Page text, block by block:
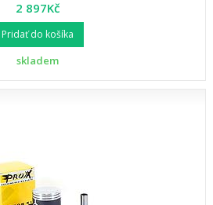
2 897Kč
Pridať do košíka
skladem